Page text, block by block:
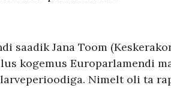
saadik Jana Toom
kogemus Europarlamendi
Nimelt oli ta